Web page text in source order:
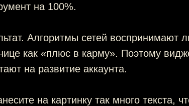
на 100%.
Алгоритмы сетей воспринимают
как «плюс в карму». Поэтому
на развитие аккаунта.
на картинку так много текста,